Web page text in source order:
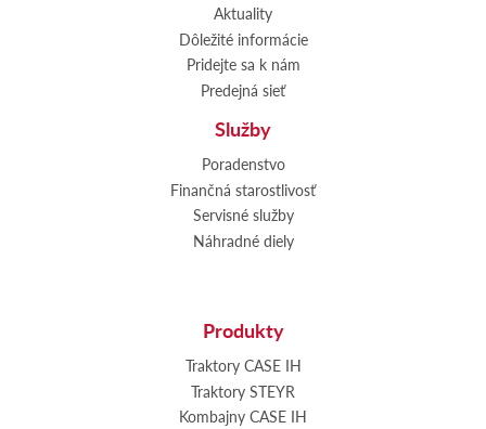
Aktuality
Dôležité informácie
Pridejte sa k nám
Predejná sieť
Služby
Poradenstvo
Finančná starostlivosť
Servisné služby
Náhradné diely
Produkty
Traktory CASE IH
Traktory STEYR
Kombajny CASE IH